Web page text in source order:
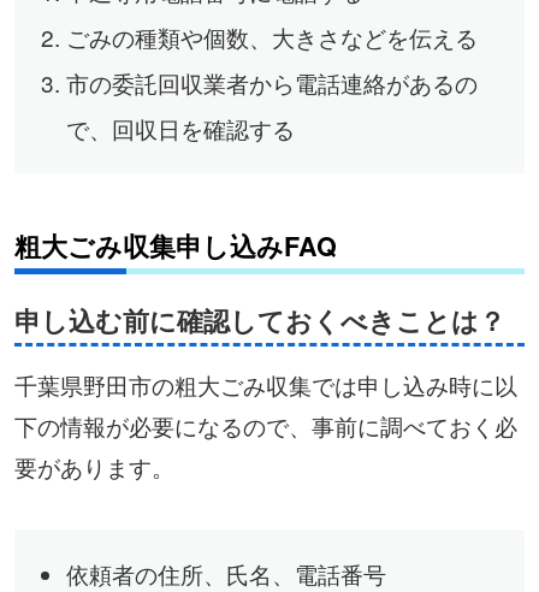
ごみの種類や個数、大きさなどを伝える
市の委託回収業者から電話連絡があるの
で、回収日を確認する
粗大ごみ収集申し込みFAQ
申し込む前に確認しておくべきことは？
千葉県野田市の粗大ごみ収集では申し込み時に以
下の情報が必要になるので、事前に調べておく必
要があります。
依頼者の住所、氏名、電話番号